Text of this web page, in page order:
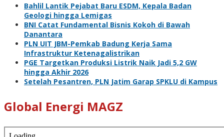
Bahlil Lantik Pejabat Baru ESDM, Kepala Badan
Geologi hingga Lemigas
BNI Catat Fundamental Bisnis Kokoh di Bawah
Danantara
PLN UIT JBM-Pemkab Badung Kerja Sama
Infrastruktur Ketenagalistrikan
PGE Targetkan Produksi Listrik Naik Jadi 5,2 GW
hingga Akhir 2026
Setelah Pesantren, PLN Jatim Garap SPKLU di Kampus
Global Energi MAGZ